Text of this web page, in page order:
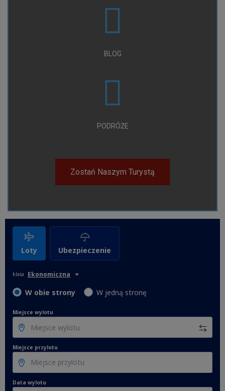
BLOG
PODRÓŻE
Zostań Naszym Turystą
Loty Ubezpieczenie
klasa Ekonomiczna
W obie strony W jedną stronę
Miejsce wylotu
Miejsce przylotu
Data wylotu